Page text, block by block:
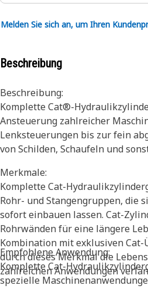
Melden Sie sich an, um Ihren
Beschreibung
Beschreibung:
Komplette Cat®-
Ansteuerung zahlreicher
Lenksteuerungen bis zur fein
von Schilden, Schaufeln und
Merkmale:
Komplette Cat-
Rohr- und Stangengruppen, die
sofort einbauen lassen. Cat-
Rohrwänden für eine längere
Kombination mit exklusiven
durch dieses Merkmal die
zahlreichen Anwendungen
Empfohlene Anwendung:
Komplette Cat-
spezielle